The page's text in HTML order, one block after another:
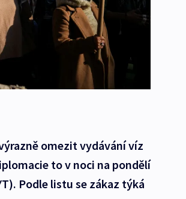
omezit vydávání víz
to v noci na pondělí
Podle listu se zákaz týká